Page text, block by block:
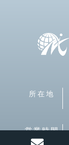
所在地
営業時間